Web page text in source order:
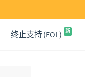
终止支持 (EOL) 新